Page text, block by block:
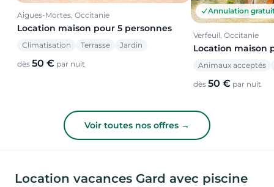
Aigues-Mortes, Occitanie
Location maison pour 5 personnes
Climatisation Terrasse Jardin
dès 50 € par nuit
Annulation
Verfeuil, Occitanie
Location maison
Animaux acceptés
dès 50 € par nuit
Voir toutes nos offres →
Location vacances Gard avec piscine